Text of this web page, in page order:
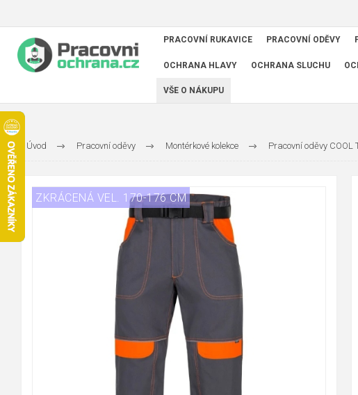
PRACOVNÍ RUKAVICE PRACOVNÍ ODĚVY
OCHRANA HLAVY OCHRANA SLUCHU
VŠE O NÁKUPU
Úvod Pracovní oděvy Montérkové kolekce Pracovní oděvy COOL
ZKRÁCENÁ VEL. 170-176 CM